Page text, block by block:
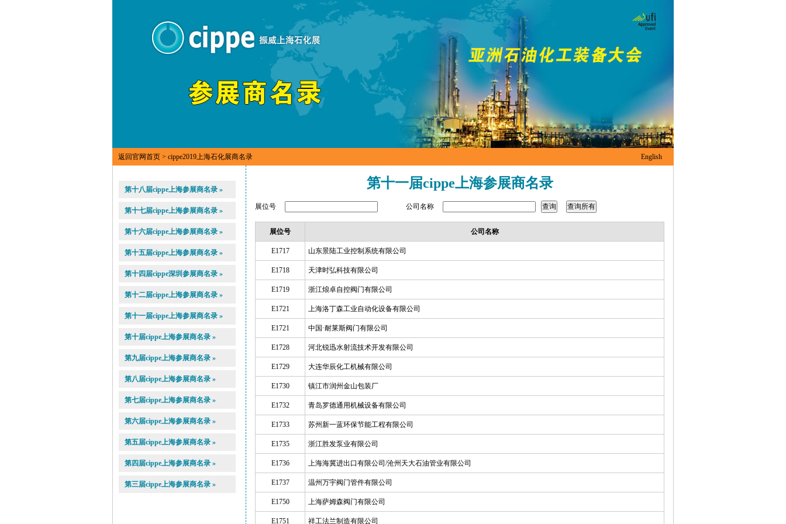
返回官网首页 > cippe2019上海石化展商名录 English
第十八届cippe上海参展商名录 »
第十七届cippe上海参展商名录 »
第十六届cippe上海参展商名录 »
第十五届cippe上海参展商名录 »
第十四届cippe深圳参展商名录 »
第十二届cippe上海参展商名录 »
第十一届cippe上海参展商名录 »
第十届cippe上海参展商名录 »
第九届cippe上海参展商名录 »
第八届cippe上海参展商名录 »
第七届cippe上海参展商名录 »
第六届cippe上海参展商名录 »
第五届cippe上海参展商名录 »
第四届cippe上海参展商名录 »
第三届cippe上海参展商名录 »
第十一届cippe上海参展商名录
展位号 公司名称
展位号 公司名称
E1717 山东景陆工业控制系统有限公司
E1718 天津时弘科技有限公司
E1719 浙江烺卓自控阀门有限公司
E1721 上海洛丁森工业自动化设备有限公司
E1721 中国·耐莱斯阀门有限公司
E1728 河北锐迅水射流技术开发有限公司
E1729 大连华辰化工机械有限公司
E1730 镇江市润州金山包装厂
E1732 青岛罗德通用机械设备有限公司
E1733 苏州新一蓝环保节能工程有限公司
E1735 浙江胜发泵业有限公司
E1736 上海海冀进出口有限公司/沧州天大石油管业有限公司
E1737 温州万宇阀门管件有限公司
E1750 上海萨姆森阀门有限公司
E1751 祥工法兰制造有限公司